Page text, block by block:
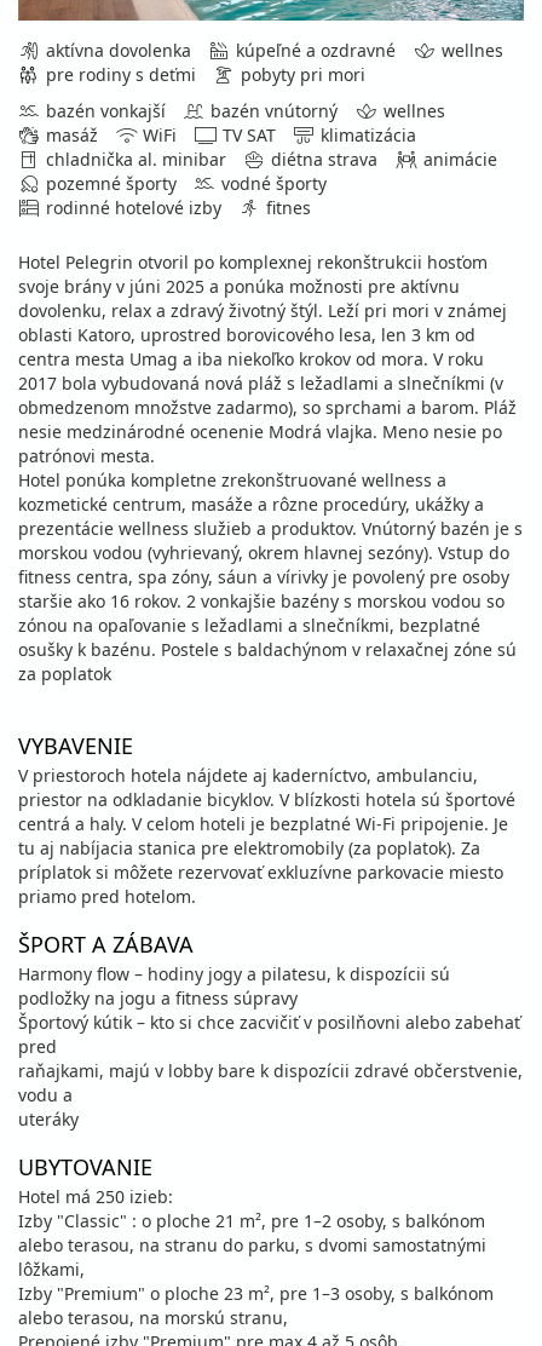
aktívna dovolenka kúpeľné a ozdravné
wellnes
pre rodiny s deťmi
pobyty pri mori
bazén vonkajší
bazén vnútorný
wellnes
masáž
WiFi TV SAT
klimatizácia
chladnička al. minibar
diétna strava
animácie
pozemné športy
vodné športy
rodinné hotelové izby
fitnes
Hotel Pelegrin otvoril po komplexnej rekonštrukcii hosťom
svoje brány v júni 2025 a ponúka možnosti pre aktívnu
dovolenku, relax a zdravý životný štýl. Leží pri mori v známej
oblasti Katoro, uprostred borovicového lesa, len 3 km od
centra mesta Umag a iba niekoľko krokov od mora. V roku
2017 bola vybudovaná nová pláž s ležadlami a slnečníkmi (v
obmedzenom množstve zadarmo), so sprchami a barom. Pláž
nesie medzinárodné ocenenie Modrá vlajka. Meno nesie po
patrónovi mesta.
Hotel ponúka kompletne zrekonštruované wellness a
kozmetické centrum, masáže a rôzne procedúry, ukážky a
prezentácie wellness služieb a produktov. Vnútorný bazén je s
morskou vodou (vyhrievaný, okrem hlavnej sezóny). Vstup do
fitness centra, spa zóny, sáun a vírivky je povolený pre osoby
staršie ako 16 rokov. 2 vonkajšie bazény s morskou vodou so
zónou na opaľovanie s ležadlami a slnečníkmi, bezplatné
osušky k bazénu. Postele s baldachýnom v relaxačnej zóne sú
za poplatok
VYBAVENIE
V priestoroch hotela nájdete aj kaderníctvo, ambulanciu,
priestor na odkladanie bicyklov. V blízkosti hotela sú športové
centrá a haly. V celom hoteli je bezplatné Wi-Fi pripojenie. Je
tu aj nabíjacia stanica pre elektromobily (za poplatok). Za
príplatok si môžete rezervovať exkluzívne parkovacie miesto
priamo pred hotelom.
ŠPORT A ZÁBAVA
Harmony flow – hodiny jogy a pilatesu, k dispozícii sú
podložky na jogu a fitness súpravy
Športový kútik – kto si chce zacvičiť v posilňovni alebo zabehať
pred
raňajkami, majú v lobby bare k dispozícii zdravé občerstvenie,
vodu a
uteráky
UBYTOVANIE
Hotel má 250 izieb:
Izby "Classic" : o ploche 21 m², pre 1–2 osoby, s balkónom
alebo terasou, na stranu do parku, s dvomi samostatnými
lôžkami,
Izby "Premium" o ploche 23 m², pre 1–3 osoby, s balkónom
alebo terasou, na morskú stranu,